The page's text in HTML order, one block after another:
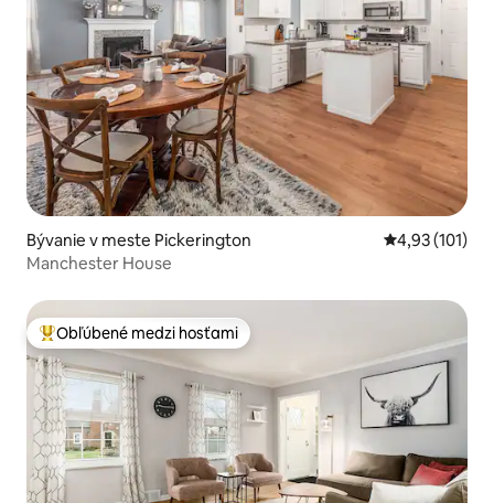
Bývanie v meste Pickerington Priemerné
4,93 (101)
Manchester House
Najobľúbenejšie medzi hosťami
Obľúbené medzi hosťami